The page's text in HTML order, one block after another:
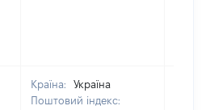
Країна:
Україна
Поштовий індекс: